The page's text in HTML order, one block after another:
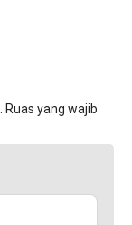
Ruas yang wajib